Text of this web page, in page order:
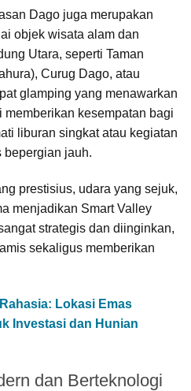
Dago juga merupakan
objek wisata alam dan
Utara, seperti Taman
Curug Dago, atau
glamping yang menawarkan
memberikan kesempatan bagi
liburan singkat atau kegiatan
bepergian jauh.
prestisius, udara yang sejuk,
menjadikan Smart Valley
strategis dan diinginkan,
sekaligus memberikan
Lokasi Emas
Investasi dan Hunian
dan Berteknologi